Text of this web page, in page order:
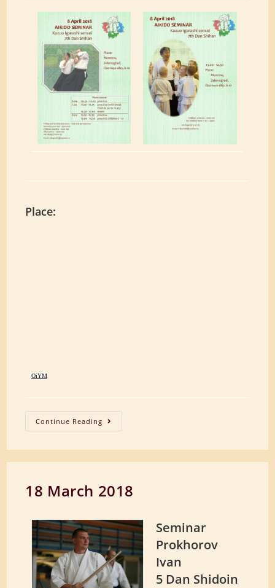
Place:
OiYM
Continue Reading 6-
8
18 March 2018
Seminar
Prokhorov
Ivan
5 Dan Shidoin